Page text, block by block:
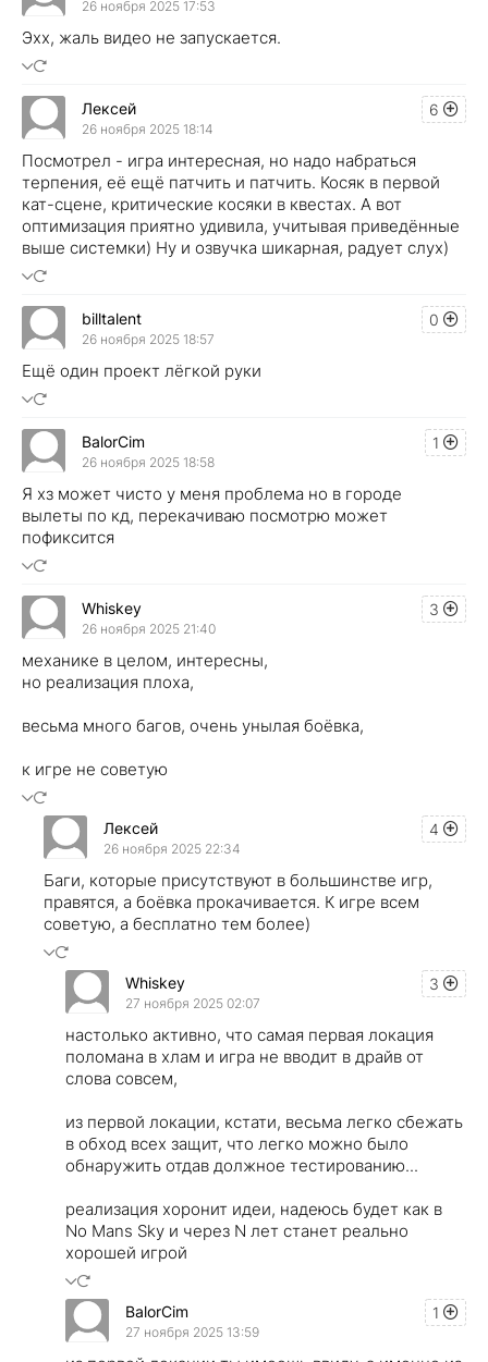
26 ноября 2025 17:53
Эхх, жаль видео не запускается.
6
Лексей
26 ноября 2025 18:14
Посмотрел - игра интересная, но надо набраться
терпения, её ещё патчить и патчить. Косяк в первой
кат-сцене, критические косяки в квестах. А вот
оптимизация приятно удивила, учитывая приведённые
выше системки) Ну и озвучка шикарная, радует слух)
0
billtalent
26 ноября 2025 18:57
Ещё один проект лёгкой руки
1
BalorCim
26 ноября 2025 18:58
Я хз может чисто у меня проблема но в городе
вылеты по кд, перекачиваю посмотрю может
пофиксится
3
Whiskey
26 ноября 2025 21:40
механике в целом, интересны,
но реализация плоха,
весьма много багов, очень унылая боёвка,
к игре не советую
4
Лексей
26 ноября 2025 22:34
Баги, которые присутствуют в большинстве игр,
правятся, а боёвка прокачивается. К игре всем
советую, а бесплатно тем более)
3
Whiskey
27 ноября 2025 02:07
настолько активно, что самая первая локация
поломана в хлам и игра не вводит в драйв от
слова совсем,
из первой локации, кстати, весьма легко сбежать
в обход всех защит, что легко можно было
обнаружить отдав должное тестированию...
реализация хоронит идеи, надеюсь будет как в
No Mans Sky и через N лет станет реально
хорошей игрой
1
BalorCim
27 ноября 2025 13:59